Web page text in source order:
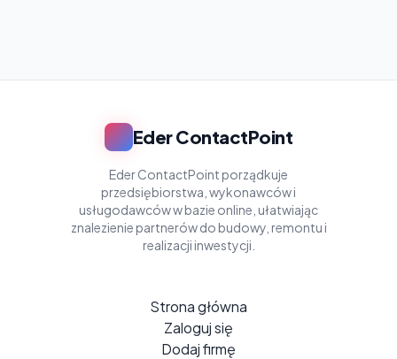
Eder ContactPoint
Eder ContactPoint porządkuje
przedsiębiorstwa, wykonawców i
usługodawców w bazie online, ułatwiając
znalezienie partnerów do budowy, remontu i
realizacji inwestycji.
Strona główna
Zaloguj się
Dodaj firmę